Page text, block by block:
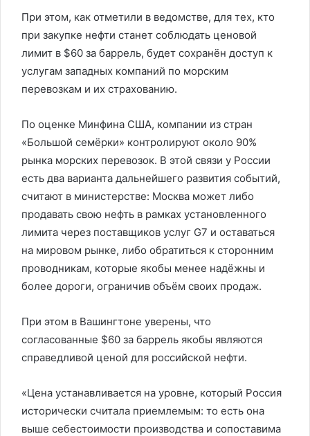
При этом, как отметили в ведомстве, для тех, кто
при закупке нефти станет соблюдать ценовой
лимит в $60 за баррель, будет сохранён доступ к
услугам западных компаний по морским
перевозкам и их страхованию.
По оценке Минфина США, компании из стран
«Большой семёрки» контролируют около 90%
рынка морских перевозок. В этой связи у России
есть два варианта дальнейшего развития событий,
считают в министерстве: Москва может либо
продавать свою нефть в рамках установленного
лимита через поставщиков услуг G7 и оставаться
на мировом рынке, либо обратиться к сторонним
проводникам, которые якобы менее надёжны и
более дороги, ограничив объём своих продаж.
При этом в Вашингтоне уверены, что
согласованные $60 за баррель якобы являются
справедливой ценой для российской нефти.
«Цена устанавливается на уровне, который Россия
исторически считала приемлемым: то есть она
выше себестоимости производства и сопоставима